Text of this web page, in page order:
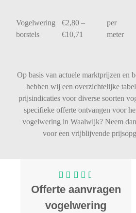
Vogelwering
borstels
€2,80 –
€10,71
per
meter
Op basis van actuele marktprijzen en
hebben wij een overzichtelijke
prijsindicaties voor diverse soorten
specifieke offerte ontvangen voor
vogelwering in Waalwijk? Neem
voor een vrijblijvende
Offerte aanvragen
vogelwering